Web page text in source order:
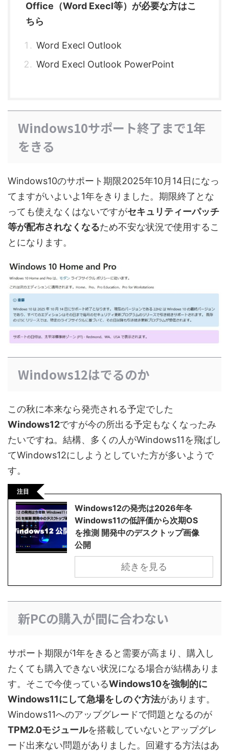
Office（Word Execl等）が必要な方はこ
ちら
Word Execl Outlook
Word Execl Outlook PowerPoint
Windows10サポート終了まで1年
をきる
Windows10のサポート期限2025年10月14日になっ
てますがいよいよ1年をきりました。期限終了とな
っても使えなくはないですがセキュリティーパッチ
等が配布されなくなるため不安な状況で使用するこ
とになります。
Windows12はでるのか
この秋に本来なら発売される予定でした
Windows12ですが今の所出る予定もなくなったみ
たいですね。結構、多くの人がWindows11を飛ばし
てWindows12にしようとしていた方が多いようで
す。
注目
Windows12の発売は2026年冬
Windows11の低評価から次期OS
を推測 開発中のデスクトップ画像
公開
続きを見る
新PCの購入が間に合わない
サポート期限が1年をきると需要が高まり、購入し
たくても購入できない状況になる場合が結構ありま
す。そこで今使っているWindows10を強制的に
Windows11にして急場をしのぐ方法があります。
Windows11へのアップグレードで問題となるのが
TPM2.0モジュールを搭載していないとアップグレ
ード出来ない問題がありました。回避する方法はあ